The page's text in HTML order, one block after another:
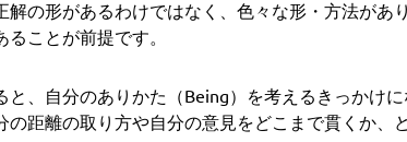
解の形があるわけではなく、色々な形・方法が
ことが前提です。
と、自分のありかた（Being）を考えるきっかけ
の距離の取り方や自分の意見をどこまで貫くか